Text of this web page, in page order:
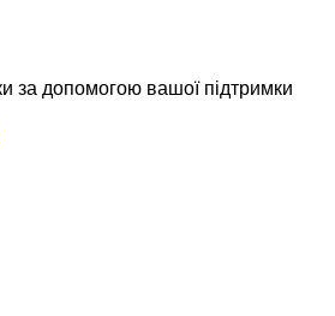
за допомогою вашої підтримки